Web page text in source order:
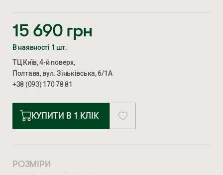
15 690 грн
В наявності 1 шт.
ТЦ Київ, 4-й поверх,
Полтава, вул. Зіньківська, 6/1А
+38 (093) 170 78 81
КУПИТИ В 1 КЛІК
РОЗМІРИ